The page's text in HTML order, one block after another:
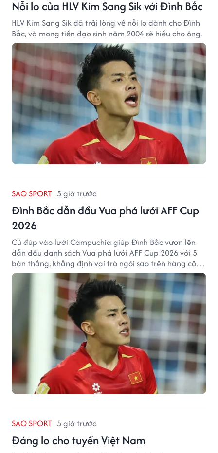
Nỗi lo của HLV Kim Sang Sik với Đình Bắc
HLV Kim Sang Sik đã trải lòng về nỗi lo dành cho Đình
Bắc, và mong tiền đạo sinh năm 2004 sẽ hiểu cho ông.
SAO SPORT 5 giờ trước
Đình Bắc dẫn đầu Vua phá lưới AFF Cup
2026
Cú đúp vào lưới Campuchia giúp Đình Bắc vươn lên
dẫn đầu danh sách Vua phá lưới AFF Cup 2026 với 5
bàn thắng, khẳng định vai trò ngôi sao trên hàng công
tuyển Việt Nam.
SAO SPORT 5 giờ trước
Đáng lo cho tuyển Việt Nam